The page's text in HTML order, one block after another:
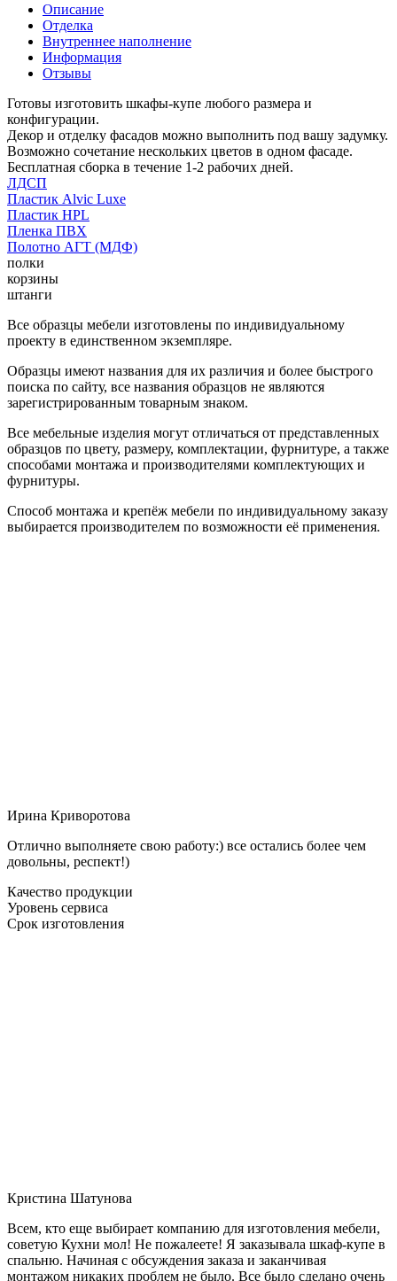
Описание
Отделка
Внутреннее наполнение
Информация
Отзывы
Готовы изготовить шкафы-купе любого размера и
конфигурации.
Декор и отделку фасадов можно выполнить под вашу задумку.
Возможно сочетание нескольких цветов в одном фасаде.
Бесплатная сборка в течение 1-2 рабочих дней.
ЛДСП
Пластик Alvic Luxe
Пластик HPL
Пленка ПВХ
Полотно АГТ (МДФ)
полки
корзины
штанги
Все образцы мебели изготовлены по индивидуальному
проекту в единственном экземпляре.
Образцы имеют названия для их различия и более быстрого
поиска по сайту, все названия образцов не являются
зарегистрированным товарным знаком.
Все мебельные изделия могут отличаться от представленных
образцов по цвету, размеру, комплектации, фурнитуре, а также
способами монтажа и производителями комплектующих и
фурнитуры.
Способ монтажа и крепёж мебели по индивидуальному заказу
выбирается производителем по возможности её применения.
Ирина Криворотова
Отлично выполняете свою работу:) все остались более чем
довольны, респект!)
Качество продукции
Уровень сервиса
Срок изготовления
Кристина Шатунова
Всем, кто еще выбирает компанию для изготовления мебели,
советую Кухни мол! Не пожалеете! Я заказывала шкаф-купе в
спальню. Начиная с обсуждения заказа и заканчивая
монтажом никаких проблем не было. Все было сделано очень